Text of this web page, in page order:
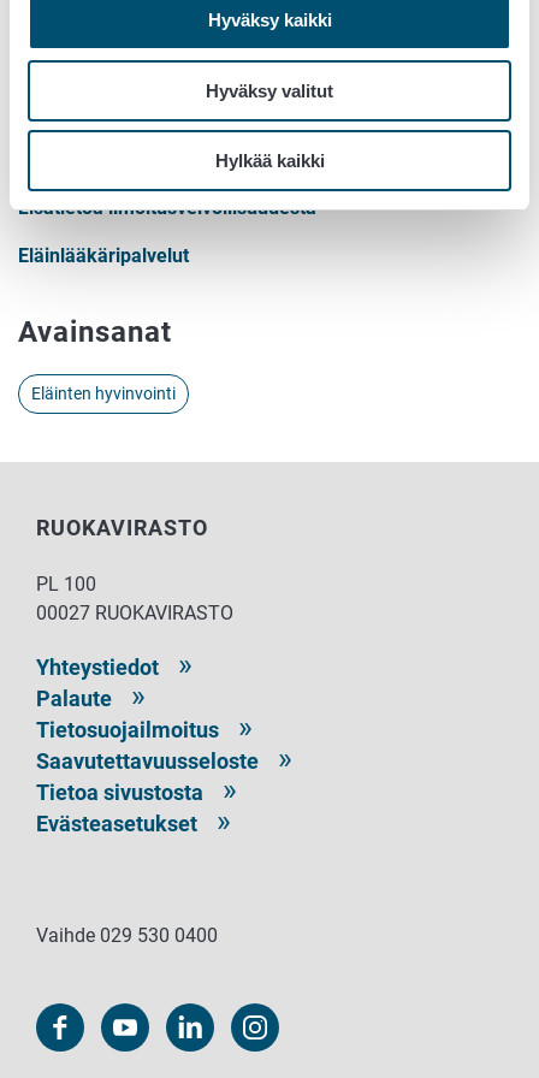
Hyväksy kaikki
Hyväksy valitut
Hylkää kaikki
perusteella voidaan arvioida henkilöllisyyden
paljastamisesta aiheutuvan hänelle haittaa.
Lisätietoa ilmoitusvelvollisuudesta
Eläinlääkäripalvelut
Avainsanat
Eläinten hyvinvointi
RUOKAVIRASTO
PL 100
00027 RUOKAVIRASTO
Yhteystiedot
Palaute
Tietosuojailmoitus
Saavutettavuusseloste
Tietoa sivustosta
Evästeasetukset
Vaihde 029 530 0400